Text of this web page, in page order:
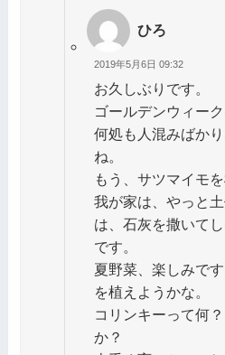
ひろ
2019年5月6日 09:32
お久しぶりです。
ゴールデンウィー
何処も人混みばか
ね。
もう、サツマイモ
我が家は、やっと
は、石灰を撒いて
です。
夏野菜、楽しみで
を植えようかな。
コリンキーって何
か？